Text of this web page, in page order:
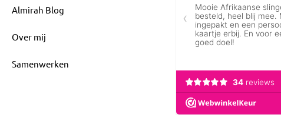
Almirah Blog
Over mij
Samenwerken